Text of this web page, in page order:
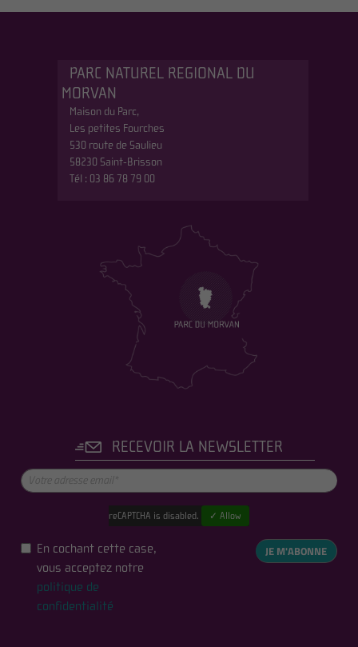
PARC NATUREL REGIONAL DU
MORVAN
Maison du Parc,
Les petites Fourches
530 route de Saulieu
58230 Saint-Brisson
Tél : 03 86 78 79 00
RECEVOIR LA NEWSLETTER
reCAPTCHA is disabled. ✓ Allow
En cochant cette case,
vous acceptez notre
politique de
confidentialité
JE M'ABONNE